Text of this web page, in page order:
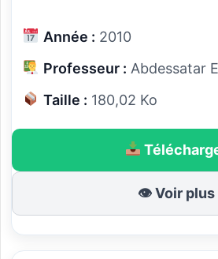
Année : 2010
Professeur : Abdessatar
Taille : 180,02 Ko
👁 Voir plus